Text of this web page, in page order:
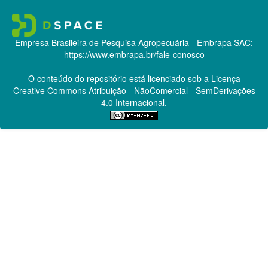
Empresa Brasileira de Pesquisa Agropecuária - Embrapa SAC:
https://www.embrapa.br/fale-conosco
O conteúdo do repositório está licenciado sob a Licença
Creative CommonsAtribuição - NãoComercial - SemDerivações
4.0 Internacional.